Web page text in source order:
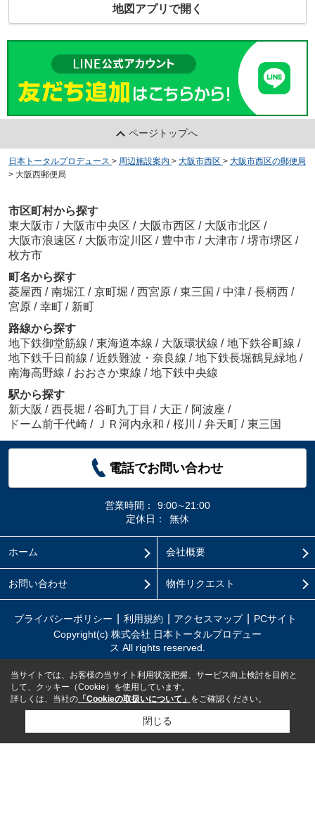
地図アプリで開く
ページトップへ
日本トータルプロデュース > 周辺施設案内 > 大阪市西区 > 大阪市西区の郵便局
> 大阪西郵便局
市区町村から探す
東大阪市 / 大阪市中央区 / 大阪市西区 / 大阪市北区 /
大阪市浪速区 / 大阪市淀川区 / 豊中市 / 大津市 / 堺市堺区 /
枚方市
町名から探す
菱屋西 / 南堀江 / 京町堀 / 西宮原 / 東三国 / 中津 / 長柄西 /
宮原 / 幸町 / 新町
路線から探す
地下鉄御堂筋線 / 東海道本線 / 大阪環状線 / 地下鉄谷町線 /
地下鉄千日前線 / 近鉄難波・奈良線 / 地下鉄長堀鶴見緑地 /
南海高野線 / おおさか東線 / 地下鉄中央線
駅から探す
新大阪 / 西長堀 / 谷町九丁目 / 大正 / 阿波座 /
ドーム前千代崎 / ＪＲ河内永和 / 桜川 / 弁天町 / 東三国
電話でお問い合わせ
営業時間：
9:00∼21:00
定休日：
無休
ホーム 会社概要
お問い合わせ 物件リクエスト
プライバシーポリシー 利用規約 アクセスマップ
PCサイト
Copyright(c) 株式会社 日本トータルプロデュー
ス All rights reserved.
当サイトでは、お客様の当サイト利用状況把握、サービス向上検討を目的と
して、クッキー（Cookie）を使用しています。
詳しくは、当社の 「Cookieの取扱いについて」 をご確認ください。
閉じる